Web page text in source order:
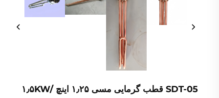
SDT-05 قطب گرمایی مسی ۱٫۲۵ اینچ ۱٫۵KW/